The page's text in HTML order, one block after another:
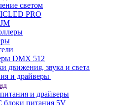
светом
PRO
DMX 512
движения, звука и света
и драйверы
и драйверы
блоки питания 5V